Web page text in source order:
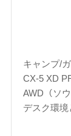
キャンプ/
CX-5 XD
AWD（ソ
デスク環境